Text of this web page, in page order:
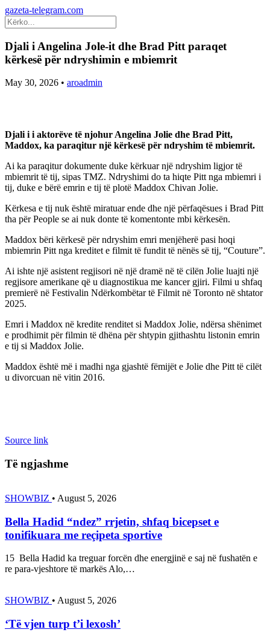
gazeta-telegram.com
Djali i Angelina Jole-it dhe Brad Pitt paraqet
kërkesë për ndryshimin e mbiemrit
May 30, 2026 • aroadmin
Djali i i aktorëve të njohur Angelina Jolie dhe Brad Pitt,
Maddox, ka paraqitur një kërkesë për ndryshim të mbiemrit.
Ai ka paraqitur dokumente duke kërkuar një ndryshim ligjor të
mbiemrit të tij, sipas TMZ. Ndryshimi do ta hiqte Pitt nga mbiemri i
tij, duke e bërë emrin e tij të plotë Maddox Chivan Jolie.
Kërkesa e tij nuk është miratuar ende dhe një përfaqësues i Brad Pitt
tha për People se ai nuk donte të komentonte mbi kërkesën.
Maddox bëri kërkesë për ndryshim emri menjëherë pasi hoqi
mbiemrin Pitt nga kreditet e filmit të fundit të nënës së tij, “Couture”.
Ai ishte një asistent regjisori në një dramë në të cilën Jolie luajti një
regjisore amerikane që u diagnostikua me kancer gjiri. Filmi u shfaq
premierë në Festivalin Ndërkombëtar të Filmit në Toronto në shtator
2025.
Emri i Maddox në kredite renditet si Maddox Jolie, ndërsa shënimet
e prodhimit për filmin të dhëna për shtypin gjithashtu listonin emrin
e tij si Maddox Jolie.
Maddox është më i madhi nga gjashtë fëmijët e Jolie dhe Pitt të cilët
u divorcuan në vitin 2016.
Source link
Të ngjashme
SHOWBIZ • August 5, 2026
Bella Hadid “ndez” rrjetin, shfaq bicepset e
tonifikuara me reçipeta sportive
15 Bella Hadid ka treguar forcën dhe energjinë e saj në fushatën e
re para-vjeshtore të markës Alo,…
SHOWBIZ • August 5, 2026
‘Të vjen turp t’i lexosh’